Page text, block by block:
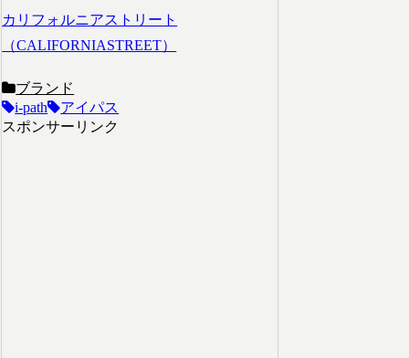
カリフォルニアストリート
（CALIFORNIASTREET）
ブランド
i-path
アイパス
スポンサーリンク